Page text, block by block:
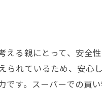
る親にとって、安全
れているため、安心
す。スーパーでの買